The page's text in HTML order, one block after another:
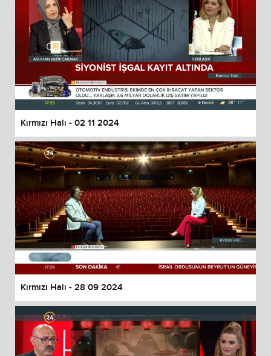
Kırmızı Halı - 02 11 2024
Kırmızı Halı - 28 09 2024